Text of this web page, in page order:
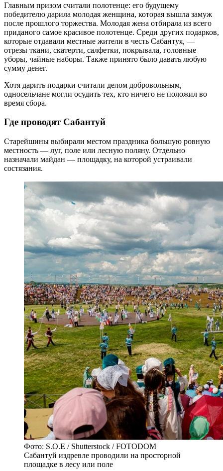
Главным призом считали полотенце: его будущему
победителю дарила молодая женщина, которая вышла замуж
после прошлого торжества. Молодая жена отбирала из всего
приданого самое красивое полотенце. Среди других подарков,
которые отдавали местные жители в честь Сабантуя, —
отрезы ткани, скатерти, салфетки, покрывала, головные
уборы, чайные наборы. Также принято было давать любую
сумму денег.
Хотя дарить подарки считали делом добровольным,
односельчане могли осудить тех, кто ничего не положил во
время сбора.
Где проводят Сабантуй
Старейшины выбирали местом праздника большую ровную
местность — луг, поле или лесную поляну. Отдельно
назначали майдан — площадку, на которой устраивали
состязания.
Фото: S.O.E / Shutterstock / FOTODOM
Сабантуй издревле проводили на просторной
площадке в лесу или поле